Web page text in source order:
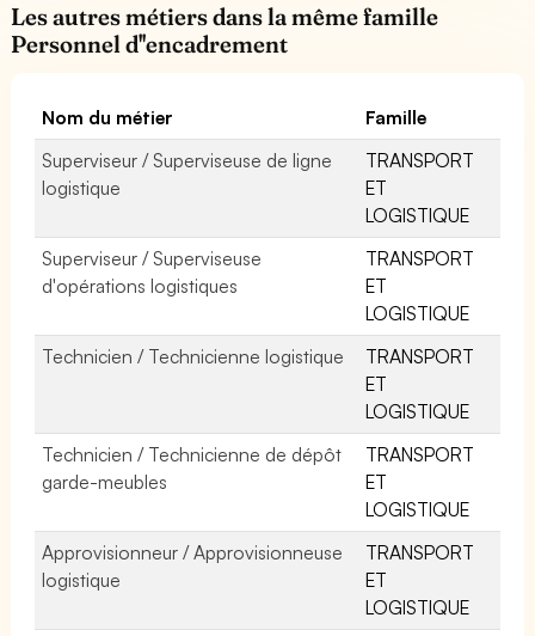
Les autres métiers dans la même famille
Personnel d''encadrement
Nom du métier
Famille
Superviseur / Superviseuse de ligne
logistique
TRANSPORT
ET
LOGISTIQUE
Superviseur / Superviseuse
d'opérations logistiques
TRANSPORT
ET
LOGISTIQUE
Technicien / Technicienne logistique
TRANSPORT
ET
LOGISTIQUE
Technicien / Technicienne de dépôt
garde-meubles
TRANSPORT
ET
LOGISTIQUE
Approvisionneur / Approvisionneuse
logistique
TRANSPORT
ET
LOGISTIQUE